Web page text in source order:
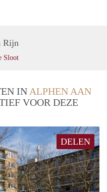
Rijn
Sloot
IN ALPHEN AAN
VOOR DEZE
DELEN